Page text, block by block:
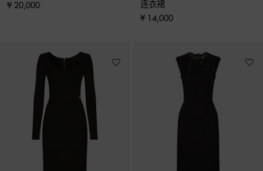
¥ 20,000
连衣裙
¥ 14,000